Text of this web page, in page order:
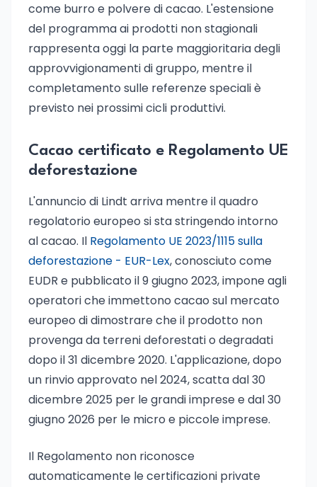
come burro e polvere di cacao. L'estensione
del programma ai prodotti non stagionali
rappresenta oggi la parte maggioritaria degli
approvvigionamenti di gruppo, mentre il
completamento sulle referenze speciali è
previsto nei prossimi cicli produttivi.
Cacao certificato e Regolamento UE
deforestazione
L'annuncio di Lindt arriva mentre il quadro
regolatorio europeo si sta stringendo intorno
al cacao. Il Regolamento UE 2023/1115 sulla
deforestazione - EUR-Lex, conosciuto come
EUDR e pubblicato il 9 giugno 2023, impone agli
operatori che immettono cacao sul mercato
europeo di dimostrare che il prodotto non
provenga da terreni deforestati o degradati
dopo il 31 dicembre 2020. L'applicazione, dopo
un rinvio approvato nel 2024, scatta dal 30
dicembre 2025 per le grandi imprese e dal 30
giugno 2026 per le micro e piccole imprese.
Il Regolamento non riconosce
automaticamente le certificazioni private